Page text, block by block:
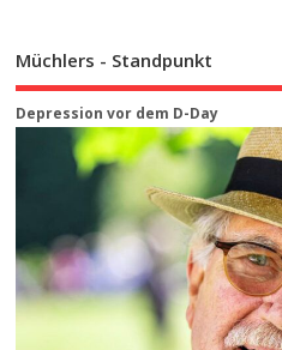
Müchlers - Standpunkt
Depression vor dem D-Day